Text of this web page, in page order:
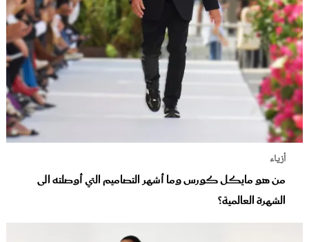
أزياء
من هو مايكل كورس وما أشهر التصاميم التي أوصلته الى
الشهرة العالمية؟